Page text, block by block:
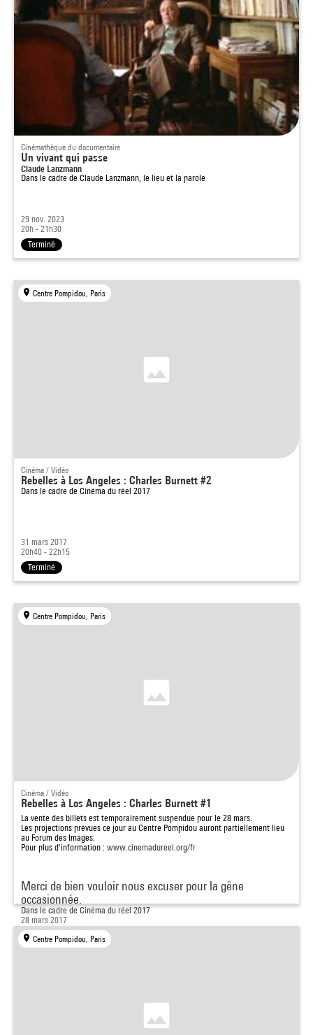
Cinémathèque du documentaire
Un vivant qui passe
Claude Lanzmann
Dans le cadre de Claude Lanzmann, le lieu et la parole
29 nov. 2023
20h - 21h30
Terminé
Centre Pompidou, Paris
Cinéma / Vidéo
Rebelles à Los Angeles : Charles Burnett #2
Dans le cadre de Cinéma du réel 2017
31 mars 2017
20h40 - 22h15
Terminé
Centre Pompidou, Paris
Cinéma / Vidéo
Rebelles à Los Angeles : Charles Burnett #1
La vente des billets est temporairement suspendue pour le 28 mars.
Les projections prévues ce jour au Centre Pompidou auront partiellement lieu
au Forum des Images.
Pour plus d'information : www.cinemadureel.org/fr
Merci de bien vouloir nous excuser pour la gêne
occasionnée.
Dans le cadre de Cinéma du réel 2017
28 mars 2017
21h - 22h30
Terminé
Centre Pompidou, Paris